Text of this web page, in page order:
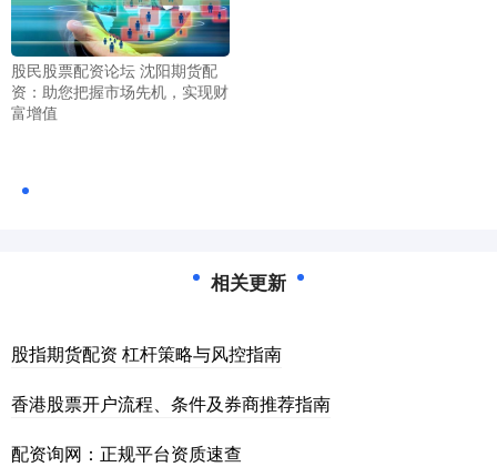
股民股票配资论坛 沈阳期货配
资：助您把握市场先机，实现财
富增值
相关更新
股指期货配资 杠杆策略与风控指南
香港股票开户流程、条件及券商推荐指南
配资询网：正规平台资质速查